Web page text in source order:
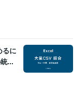
るに
...